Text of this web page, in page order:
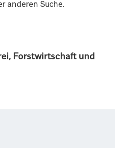
Forstwirtschaft und
anderen Suche.